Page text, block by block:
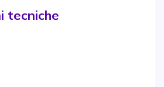
tecniche